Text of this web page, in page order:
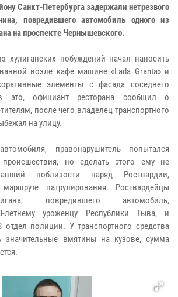
Санкт-Петербурга задержали нетрезвого
повредившего автомобиль одного из
на проспекте Чернышевского.
хулиганских побуждений начал наносить
возле кафе машине «Lada Granta» и
элементы с фасада соседнего
это, официант ресторана сообщил о
после чего владелец транспортного
на улицу.
правонарушитель попытался
но сделать этого ему не
поблизости наряд Росгвардии,
патрулирования. Росгвардейцы
повредившего автомобиль,
летнему уроженцу Республики Тыва, и
полиции. У транспортного средства
значительные вмятины на кузове, сумма